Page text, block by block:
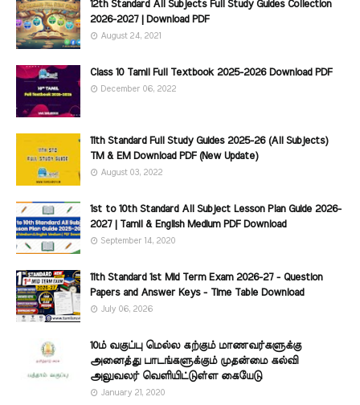
12th Standard All Subjects Full Study Guides Collection
2026-2027 | Download PDF
August 24, 2021
Class 10 Tamil Full Textbook 2025-2026 Download PDF
December 06, 2022
11th Standard Full Study Guides 2025-26 (All Subjects)
TM & EM Download PDF (New Update)
August 03, 2022
1st to 10th Standard All Subject Lesson Plan Guide 2026-
2027 | Tamil & English Medium PDF Download
September 14, 2020
11th Standard 1st Mid Term Exam 2026-27 - Question
Papers and Answer Keys - Time Table Download
July 06, 2026
10ம் வகுப்பு மெல்ல கற்கும் மாணவர்களுக்கு
அனைத்து பாடங்களுக்கும் முதன்மை கல்வி
அலுவலர் வெளியிட்டுள்ள கையேடு
January 21, 2020